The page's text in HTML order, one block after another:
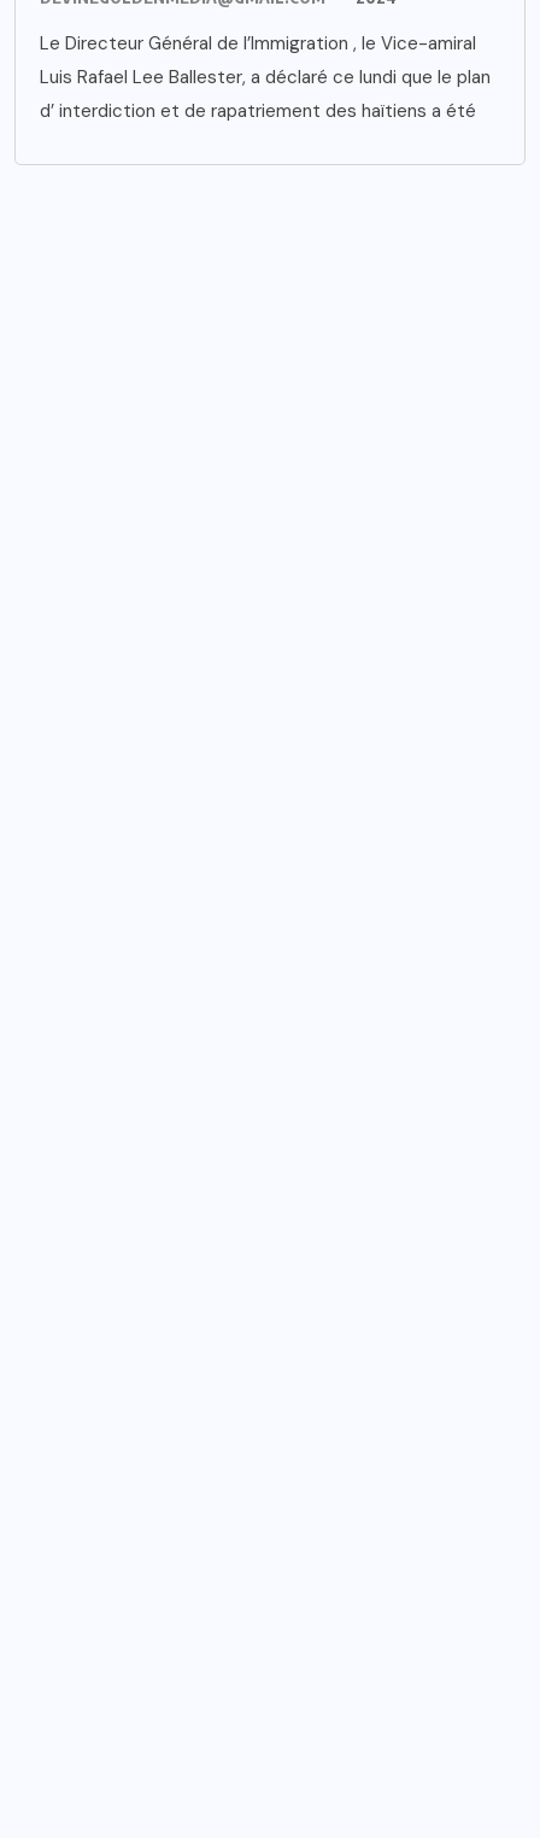
Le Directeur Général de l’Immigration , le Vice-amiral
Luis Rafael Lee Ballester, a déclaré ce lundi que le plan
d’ interdiction et de rapatriement des haïtiens a été